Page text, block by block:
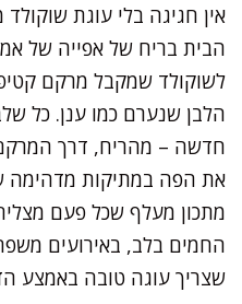
אין חגיגה בלי עוגת
הבית בריח של אפייה של
לשוקולד שמקבל מרקם
הלבן שנערם כמו ענן. כל
חדשה – מהריח, דרך
את הפה במתיקות מדהימה
מתכון מעלף שכל פעם
החמים בלב, באירועים
שצריך עוגה טובה באמצע